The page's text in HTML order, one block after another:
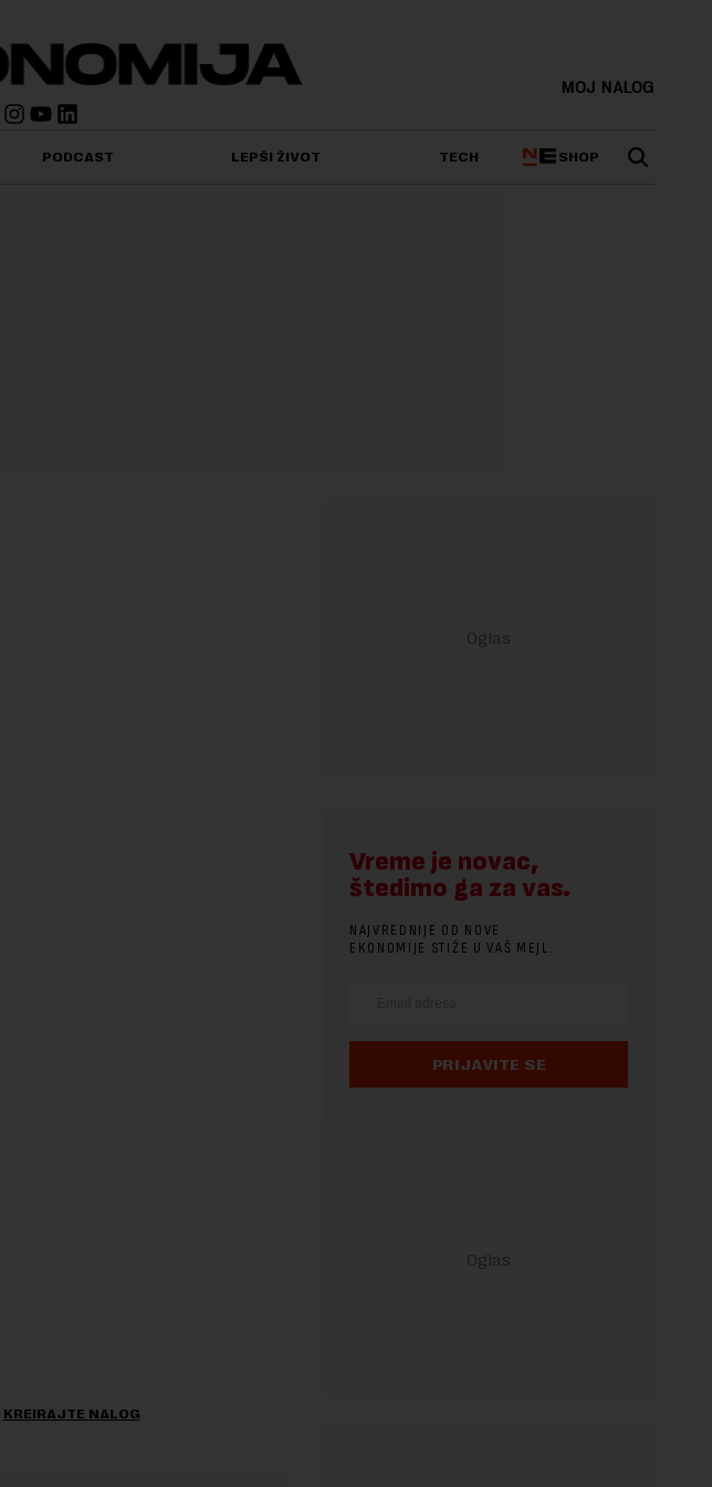
MOJ NALOG
PODCAST LEPŠI ŽIVOT TECH SHOP
KREIRAJTE NALOG
Vreme je novac,
štedimo ga za vas.
NAJVREDNIJE OD NOVE
EKONOMIJE STIŽE U VAŠ MEJL.
PRIJAVITE SE